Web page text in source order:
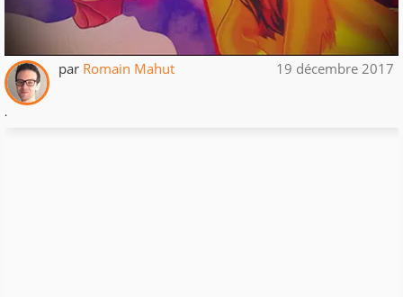
par Romain Mahut 19 décembre 2017
.